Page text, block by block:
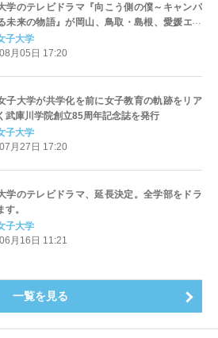
学のテレビドラマ『向こう側の僕～キャンパ
未来の物語』が岡山、鳥取・島根、愛媛エリ
ら放送をスタート
子大学
月05日 17:20
子大学が共学化を前に女子教育の軌跡をリア
武庫川学院創立85周年記念誌を発行
子大学
月27日 17:20
学のテレビドラマ、延長決定。全学部をドラ
す。
子大学
月16日 11:21
一覧を見る